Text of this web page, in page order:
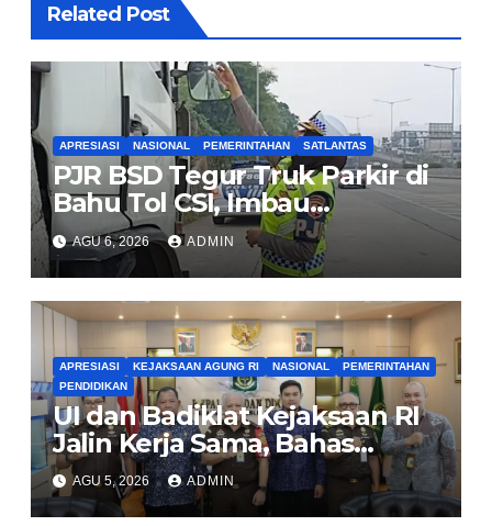
Related Post
APRESIASI NASIONAL PEMERINTAHAN SATLANTAS
PJR BSD Tegur Truk Parkir di
Bahu Tol CSI, Imbau
Pengendara Tertib
AGU 6, 2026 ADMIN
APRESIASI KEJAKSAAN AGUNG RI NASIONAL
PEMERINTAHAN
PENDIDIKAN
UI dan Badiklat Kejaksaan RI
Jalin Kerja Sama, Bahas
Pembentukan Pusat Studi
Kajian Kejaksaan
AGU 5, 2026 ADMIN